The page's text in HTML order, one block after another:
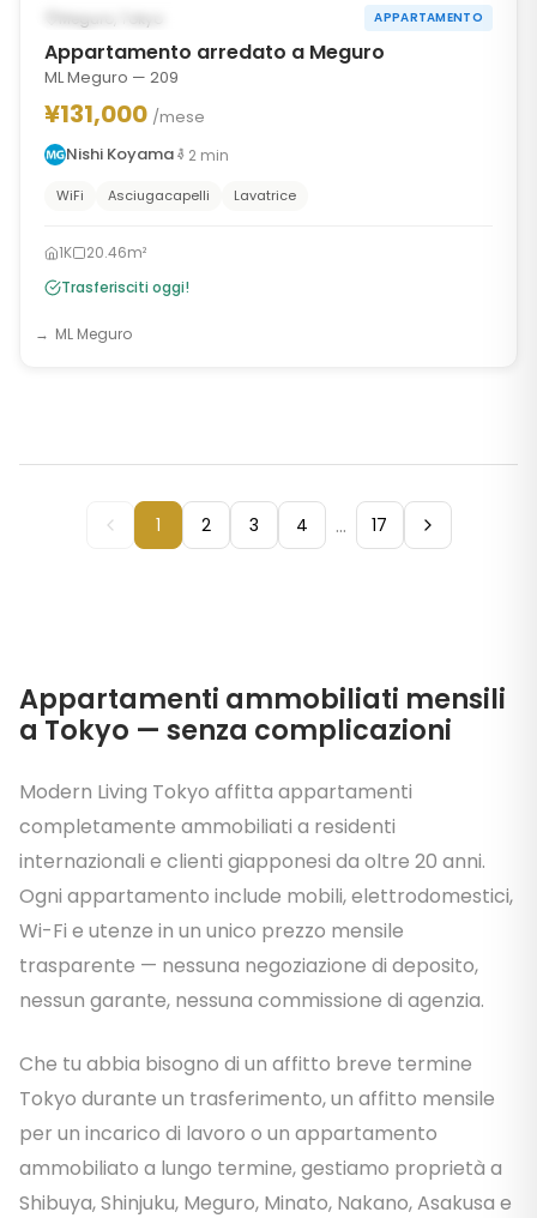
DISPONIBILE ORA
Meguro, Tokyo APPARTAMENTO
Appartamento arredato a Meguro
ML Meguro — 209
¥131,000 /mese
Nishi Koyama
2 min
WiFi Asciugacapelli Lavatrice
1K
20.46m²
Trasferisciti oggi!
ML Meguro
1 2 3 4 ... 17
Appartamenti ammobiliati mensili
a Tokyo — senza complicazioni
Modern Living Tokyo affitta appartamenti
completamente ammobiliati a residenti
internazionali e clienti giapponesi da oltre 20 anni.
Ogni appartamento include mobili, elettrodomestici,
Wi-Fi e utenze in un unico prezzo mensile
trasparente — nessuna negoziazione di deposito,
nessun garante, nessuna commissione di agenzia.
Che tu abbia bisogno di un affitto breve termine
Tokyo durante un trasferimento, un affitto mensile
per un incarico di lavoro o un appartamento
ammobiliato a lungo termine, gestiamo proprietà a
Shibuya, Shinjuku, Meguro, Minato, Nakano, Asakusa e